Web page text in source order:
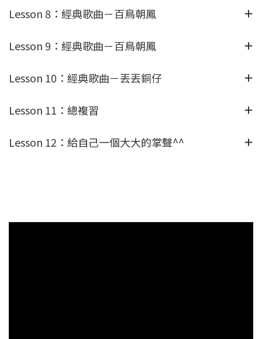
Lesson 8：經典歌曲－百鳥朝鳳
Lesson 9：經典歌曲－百鳥朝鳳
Lesson 10：經典歌曲－丟丟銅仔
Lesson 11：總複習
Lesson 12：給自己一個大大的掌聲^^